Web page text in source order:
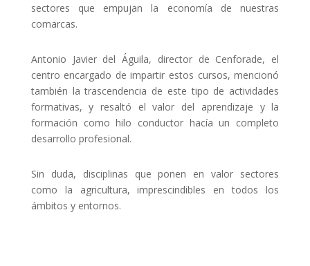
sectores que empujan la economía de nuestras
comarcas.
Antonio Javier del Águila, director de Cenforade, el
centro encargado de impartir estos cursos, mencionó
también la trascendencia de este tipo de actividades
formativas, y resaltó el valor del aprendizaje y la
formación como hilo conductor hacía un completo
desarrollo profesional.
Sin duda, disciplinas que ponen en valor sectores
como la agricultura, imprescindibles en todos los
ámbitos y entornos.